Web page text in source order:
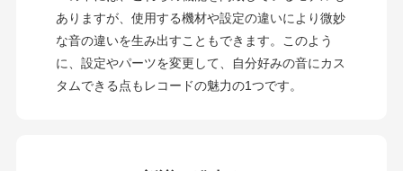
ありますが、使用する機材や設定の違いにより微妙
な音の違いを生み出すこともできます。このよう
に、設定やパーツを変更して、自分好みの音にカス
タムできる点もレコードの魅力の1つです。